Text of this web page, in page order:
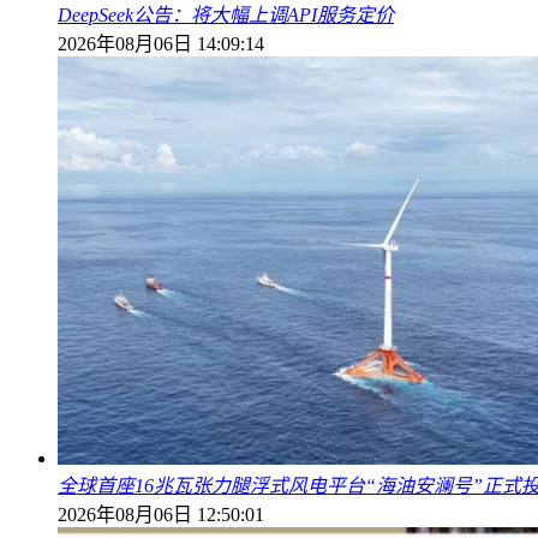
DeepSeek公告：将大幅上调API服务定价
2026年08月06日 14:09:14
全球首座16兆瓦张力腿浮式风电平台“海油安澜号”正式
2026年08月06日 12:50:01